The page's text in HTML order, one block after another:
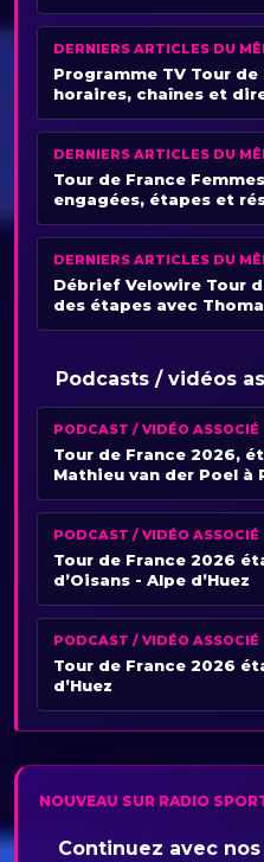
DERNIERS ARTICLES DU
Programme TV Tour
horaires, chaînes et
DERNIERS ARTICLES DU
Tour de France
engagées, étapes et
DERNIERS ARTICLES DU
Débrief Velowire Tour
des étapes avec
Podcasts / vidéos
PODCAST / VIDÉO ASSOCIÉ
Tour de France 2026,
Mathieu van der Poel à
PODCAST / VIDÉO ASSOCIÉ
Tour de France 2026
d’Oisans - Alpe d’Huez
PODCAST / VIDÉO ASSOCIÉ
Tour de France 2026
d’Huez
NOUVEAU SUR RADIO
Continuez avec